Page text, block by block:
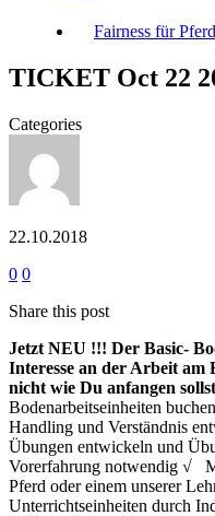
Fairness für
TICKET Oct 22
Categories
22.10.2018
0 0
Share this post
Jetzt NEU !!! Der Basic-
Interesse an der Arbeit am
nicht wie Du anfangen
Bodenarbeitseinheiten
Handling und Verständnis
Übungen entwickeln und
Vorerfahrung notwendig √
Pferd oder einem unserer
Unterrichtseinheiten durch